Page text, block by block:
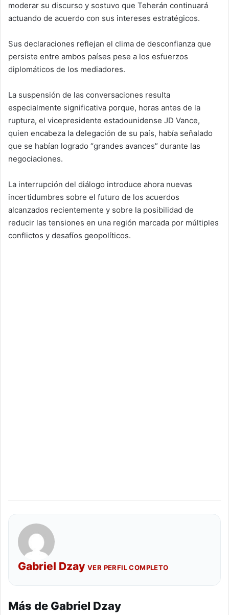
moderar su discurso y sostuvo que Teherán continuará
actuando de acuerdo con sus intereses estratégicos.
Sus declaraciones reflejan el clima de desconfianza que
persiste entre ambos países pese a los esfuerzos
diplomáticos de los mediadores.
La suspensión de las conversaciones resulta
especialmente significativa porque, horas antes de la
ruptura, el vicepresidente estadounidense JD Vance,
quien encabeza la delegación de su país, había señalado
que se habían logrado “grandes avances” durante las
negociaciones.
La interrupción del diálogo introduce ahora nuevas
incertidumbres sobre el futuro de los acuerdos
alcanzados recientemente y sobre la posibilidad de
reducir las tensiones en una región marcada por múltiples
conflictos y desafíos geopolíticos.
Gabriel Dzay VER PERFIL COMPLETO
Más de Gabriel Dzay